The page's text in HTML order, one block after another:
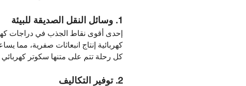
1. وسائل النقل الصديقة للبيئة
إحدى أقوى نقاط الجذب في دراجات
كهربائية إنتاج انبعاثات صفرية، مما
كل رحلة تتم على متنها سكوتر
2. توفير التكاليف